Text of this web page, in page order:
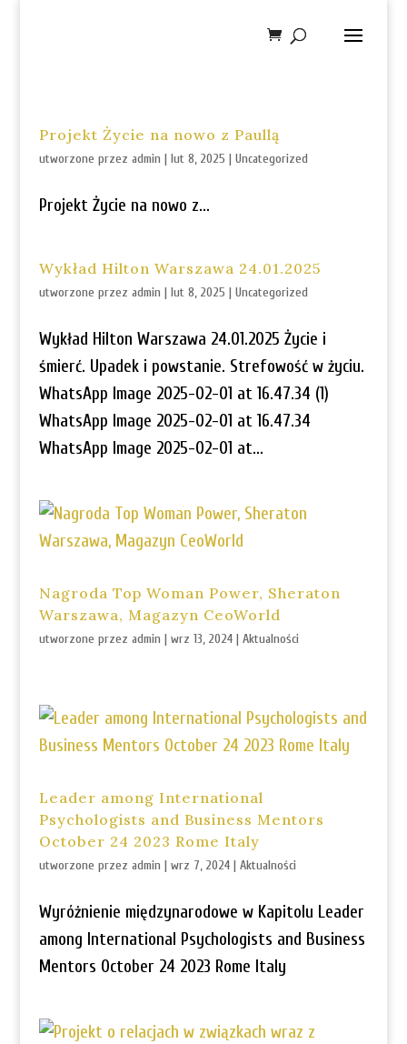
Projekt Życie na nowo z Paullą
utworzone przez admin | lut 8, 2025 | Uncategorized
Projekt Życie na nowo z...
Wykład Hilton Warszawa 24.01.2025
utworzone przez admin | lut 8, 2025 | Uncategorized
Wykład Hilton Warszawa 24.01.2025 Życie i
śmierć. Upadek i powstanie. Strefowość w życiu.
WhatsApp Image 2025-02-01 at 16.47.34 (1)
WhatsApp Image 2025-02-01 at 16.47.34
WhatsApp Image 2025-02-01 at...
Nagroda Top Woman Power, Sheraton
Warszawa, Magazyn CeoWorld
utworzone przez admin | wrz 13, 2024| Aktualności
Leader among International
Psychologists and Business Mentors
October 24 2023 Rome Italy
utworzone przez admin | wrz 7, 2024| Aktualności
Wyróżnienie międzynarodowe w Kapitolu Leader
among International Psychologists and Business
Mentors October 24 2023 Rome Italy